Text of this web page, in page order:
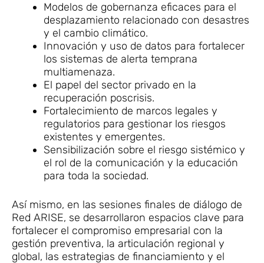
Modelos de gobernanza eficaces para el
desplazamiento relacionado con desastres
y el cambio climático.
Innovación y uso de datos para fortalecer
los sistemas de alerta temprana
multiamenaza.
El papel del sector privado en la
recuperación poscrisis.
Fortalecimiento de marcos legales y
regulatorios para gestionar los riesgos
existentes y emergentes.
Sensibilización sobre el riesgo sistémico y
el rol de la comunicación y la educación
para toda la sociedad.
Así mismo, en las sesiones finales de diálogo de
Red ARISE, se desarrollaron espacios clave para
fortalecer el compromiso empresarial con la
gestión preventiva, la articulación regional y
global, las estrategias de financiamiento y el